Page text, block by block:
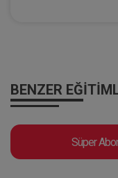
Kongresi - II.
360 TL
BENZER
Süper